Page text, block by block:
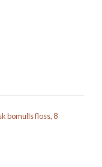
bomulls floss, 8